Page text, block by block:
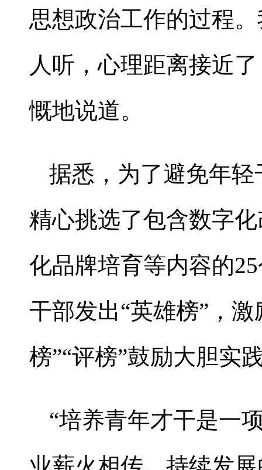
思想政治工作的过程
人听，心理距离接近
慨地说道。
据悉，为了避免年
精心挑选了包含数字
化品牌培育等内容的
干部发出“英雄榜”，
榜”“评榜”鼓励大胆实
“培养青年才干是一